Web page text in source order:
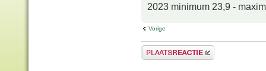
2023 minimum 23,9 -
Vorige
Plaats een reactie